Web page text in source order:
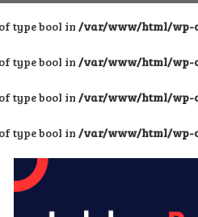
type bool in /var/www/html/wp-
type bool in /var/www/html/wp-
type bool in /var/www/html/wp-
type bool in /var/www/html/wp-